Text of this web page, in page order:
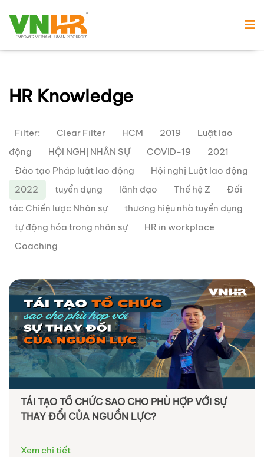
HR Knowledge
Filter: Clear Filter HCM 2019
Luật lao
động
HỘI NGHỊ NHÂN SỰ COVID-19
2021
Đào tạo Pháp luật lao động
Hội nghị Luật lao động
2022
tuyển dụng lãnh đạo Thế hệ Z
Đối
tác Chiến lược Nhân sự
thương hiệu nhà tuyển dụng
tự động hóa trong nhân sự
HR in workplace
Coaching
TÁI TẠO TỔ CHỨC SAO CHO PHÙ HỢP VỚI SỰ
THAY ĐỔI CỦA NGUỒN LỰC?
Xem chi tiết